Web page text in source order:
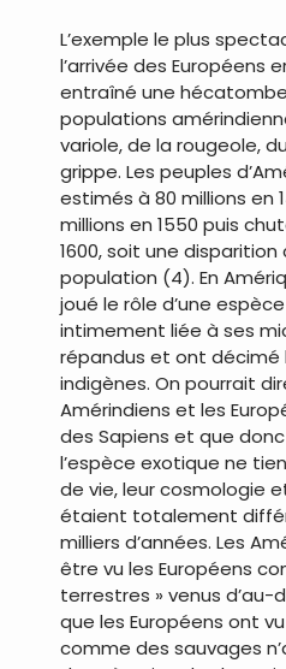
L’exemple le plus
l’arrivée des Européens
entraîné une
populations
variole, de la rougeole,
grippe. Les peuples
estimés à 80 millions en
millions en 1550 puis
1600, soit une disparition
population (4). En
joué le rôle d’une
intimement liée à ses
répandus et ont décimé
indigènes. On pourrait
Amérindiens et les
des Sapiens et que
l’espèce exotique ne
de vie, leur cosmologie
étaient totalement
milliers d’années. Les
être vu les Européens
terrestres » venus d’au-
que les Européens ont
comme des sauvages